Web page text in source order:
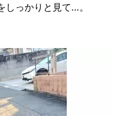
しっかりと見て…。